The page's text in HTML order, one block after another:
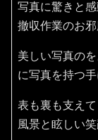
写真に驚きと
撤収作業のお
美しい写真の
に写真を持つ
表も裏も支え
風景と眩しい